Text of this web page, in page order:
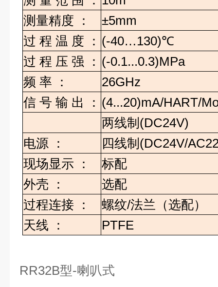
测量精度
：
±5mm
过 程 温 度 ： (-40…130)℃
过 程 压 强 ： (-0.1...0.3)MPa
频 率 ：
26GHz
信 号 输 出 ： (4...20)mA/HART/
两线制 (DC24V)
电源 ： 四线制 (DC24V/
现场显示
：
标配
外壳
：
选配
过程连接
： 螺纹/法兰（选配）
天线
： PTFE
RR32B型-喇叭式